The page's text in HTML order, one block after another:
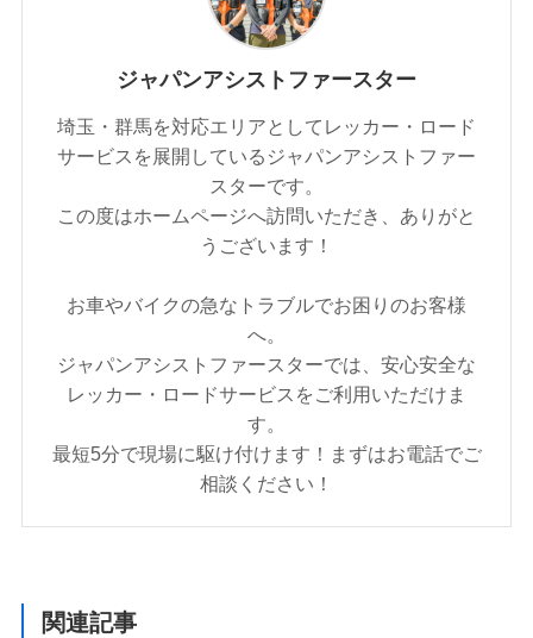
ジャパンアシストファースター
埼玉・群馬を対応エリアとしてレッカー・ロード
サービスを展開しているジャパンアシストファー
スターです。
この度はホームページへ訪問いただき、ありがと
うございます！
お車やバイクの急なトラブルでお困りのお客様
へ。
ジャパンアシストファースターでは、安心安全な
レッカー・ロードサービスをご利用いただけま
す。
最短5分で現場に駆け付けます！まずはお電話でご
相談ください！
関連記事